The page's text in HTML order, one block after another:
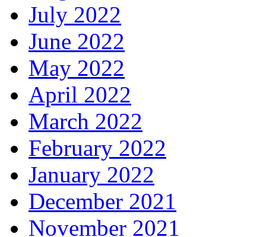
July 2022
June 2022
May 2022
April 2022
March 2022
February 2022
January 2022
December 2021
November 2021